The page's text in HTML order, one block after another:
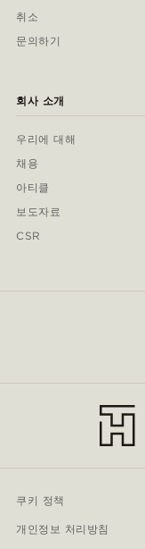
취소
문의하기
회사 소개
우리에 대해
채용
아티클
보도자료
CSR
쿠키 정책
개인정보 처리방침